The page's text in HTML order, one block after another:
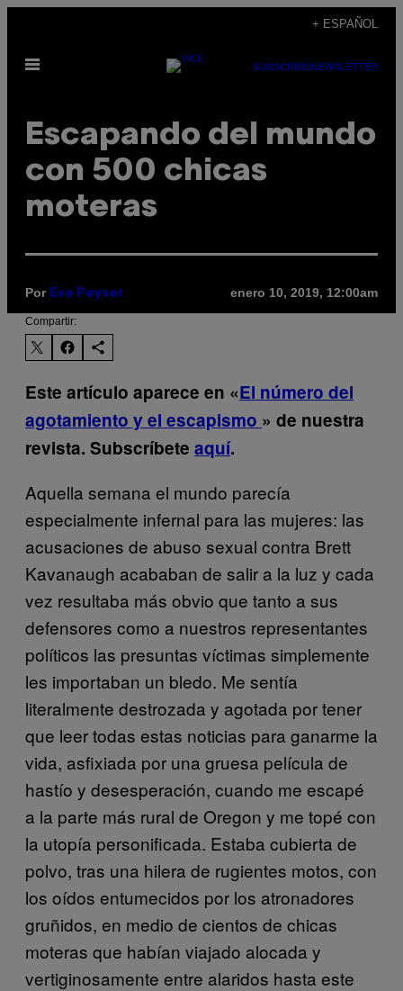
contenido
+ ESPAÑOL
Abrir
SUBSCRIBENEWSLETTER
Escapando del mundo
con 500 chicas
moteras
Por Eve Peyser enero 10, 2019, 12:00am
Compartir:
Este artículo aparece en «El número del
agotamiento y el escapismo » de nuestra
revista. Subscríbete aquí.
Aquella semana el mundo parecía
especialmente infernal para las mujeres: las
acusaciones de abuso sexual contra Brett
Kavanaugh acababan de salir a la luz y cada
vez resultaba más obvio que tanto a sus
defensores como a nuestros representantes
políticos las presuntas víctimas simplemente
les importaban un bledo. Me sentía
literalmente destrozada y agotada por tener
que leer todas estas noticias para ganarme la
vida, asfixiada por una gruesa película de
hastío y desesperación, cuando me escapé
a la parte más rural de Oregon y me topé con
la utopía personificada. Estaba cubierta de
polvo, tras una hilera de rugientes motos, con
los oídos entumecidos por los atronadores
gruñidos, en medio de cientos de chicas
moteras que habían viajado alocada y
vertiginosamente entre alaridos hasta este